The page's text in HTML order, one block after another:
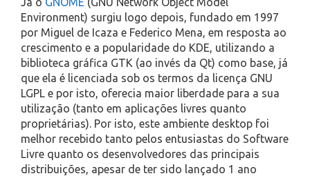
Environment) surgiu logo depois, fundado em 1997
por Miguel de Icaza e Federico Mena, em resposta ao
crescimento e a popularidade do KDE, utilizando a
biblioteca gráfica GTK (ao invés da Qt) como base, já
que ela é licenciada sob os termos da licença GNU
LGPL e por isto, oferecia maior liberdade para a sua
utilização (tanto em aplicações livres quanto
proprietárias). Por isto, este ambiente desktop foi
melhor recebido tanto pelos entusiastas do Software
Livre quanto os desenvolvedores das principais
distribuições, apesar de ter sido lançado 1 ano